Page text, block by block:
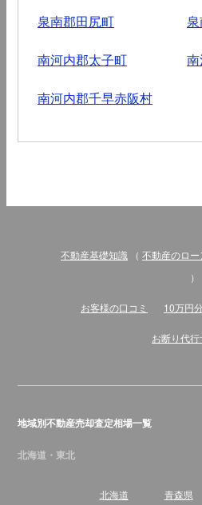
泉南郡田尻町
南河内郡太子町
南河内郡千早赤阪村
不動産基礎知識 （ 不動産のロー
）
お客様の口コミ 10万円
お断り代行
地域別不動産売却査定相場一覧
北海道・東北
北海道 青森県